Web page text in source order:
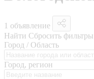
1 объявление
Найти Сбросить фильтры
Город / Область
Город, регион